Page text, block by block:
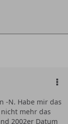
-N. Habe mir das
mehr das
2002er Datum